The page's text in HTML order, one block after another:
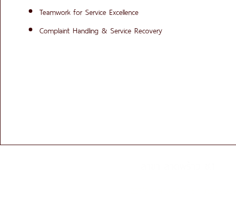
Teamwork for Service Excellence
Complaint Handling & Service Recovery